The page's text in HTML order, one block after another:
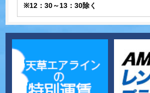
※12：30～13：30除く